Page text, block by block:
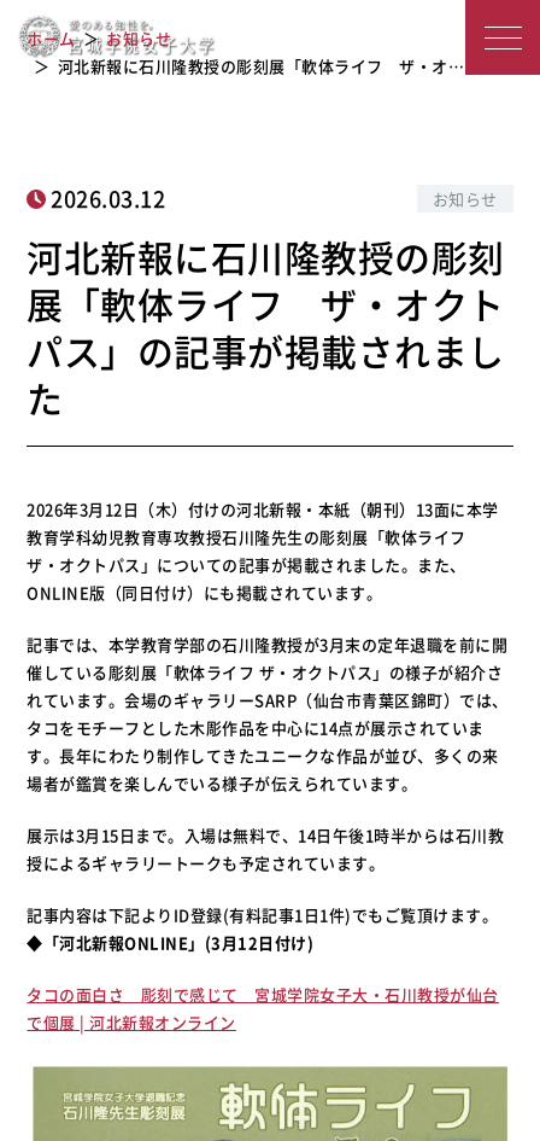
城
子
大
学
ライフ ザ・オクトパス」の記事が掲
載されました
ホーム
お知らせ
河北新報に石川隆教授の彫刻展「軟体ライフ ザ・オ…
2026.03.12 お知らせ
河北新報に石川隆教授の彫刻
展「軟体ライフ ザ・オクト
パス」の記事が掲載されまし
た
2026年3月12日（木）付けの河北新報・本紙（朝刊）13面に本学
教育学科幼児教育専攻教授石川隆先生の彫刻展「軟体ライフ
ザ・オクトパス」についての記事が掲載されました。また、
ONLINE版（同日付け）にも掲載されています。
記事では、本学教育学部の石川隆教授が3月末の定年退職を前に開
催している彫刻展「軟体ライフ ザ・オクトパス」の様子が紹介さ
れています。会場のギャラリーSARP（仙台市青葉区錦町）では、
タコをモチーフとした木彫作品を中心に14点が展示されていま
す。長年にわたり制作してきたユニークな作品が並び、多くの来
場者が鑑賞を楽しんでいる様子が伝えられています。
展示は3月15日まで。入場は無料で、14日午後1時半からは石川教
授によるギャラリートークも予定されています。
記事内容は下記よりID登録(有料記事1日1件)でもご覧頂けます。
◆ 「河北新報ONLINE」(3月12日付け)
タコの面白さ 彫刻で感じて 宮城学院女子大・石川教授が仙台
で個展 | 河北新報オンライン